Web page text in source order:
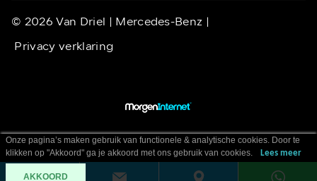
© 2026 Van Driel | Mercedes-Benz |
Privacy verklaring
Onze pagina’s maken gebruik van functionele & analytische cookies. Door te
klikken op "Akkoord" ga je akkoord met ons gebruik van cookies.
Lees meer
AKKOORD